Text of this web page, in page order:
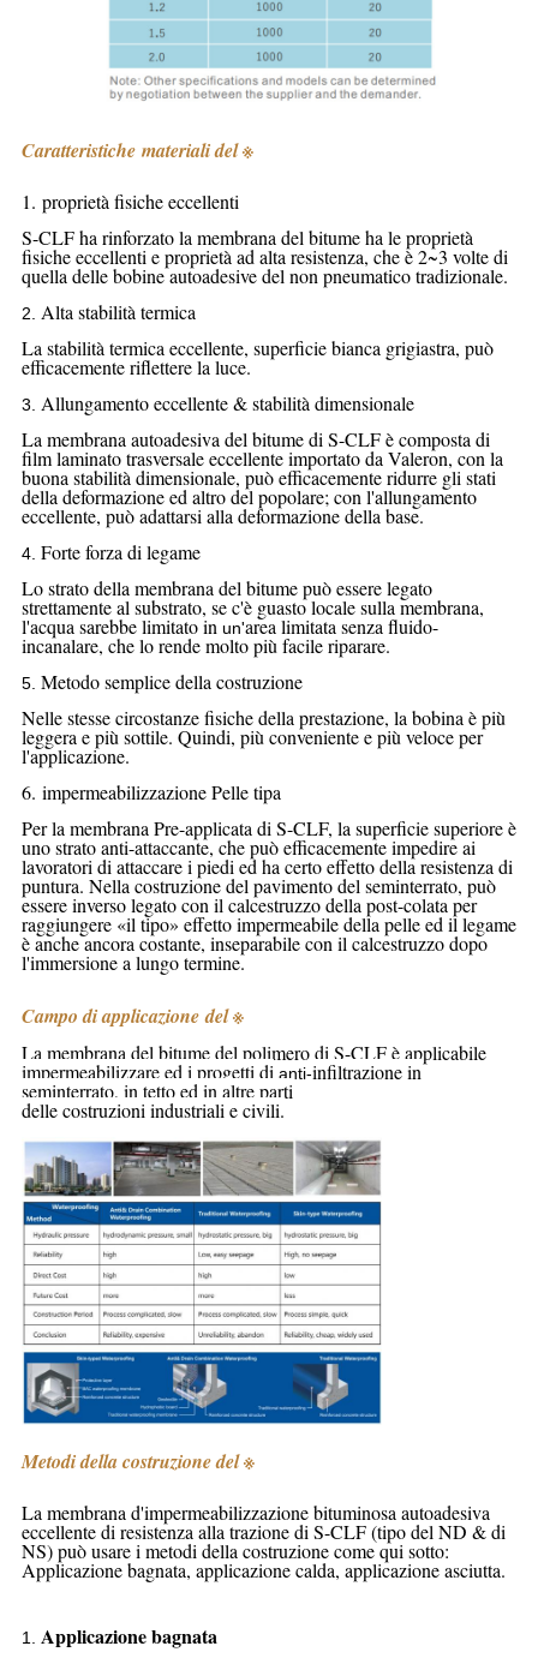
Caratteristiche materiali del ※
1. proprietà fisiche eccellenti
S-CLF ha rinforzato la membrana del bitumeha le proprietà
fisiche eccellenti e proprietà ad alta resistenza, che è 2~3 volte di
quella delle bobine autoadesive del non pneumatico tradizionale.
2. Alta stabilità termica
La stabilità termica eccellente, superficie bianca grigiastra, può
efficacemente riflettere la luce.
3. Allungamento eccellente & stabilità dimensionale
La membrana autoadesiva del bitume di S-CLF è composta di
film laminato trasversaleeccellenteimportato da Valeron, con la
buona stabilità dimensionale, può efficacemente ridurre gli stati
della deformazione ed altro del popolare; con l'allungamento
eccellente, può adattarsi alla deformazione della base.
4. Forte forza di legame
Lo strato della membrana del bitumepuòessere legato
strettamente al substrato, se c'è guasto locale sulla membrana,
l'acqua sarebbe limitato inun'area limitata senza fluido-
incanalare, che lo rende molto più facile riparare.
5. Metodo semplice della costruzione
Nelle stesse circostanze fisiche della prestazione, la bobina è più
leggera e più sottile. Quindi, più conveniente e più veloce per
l'applicazione.
6. impermeabilizzazione Pelle tipa
Per la membrana Pre-applicata di S-CLF, la superficie superiore è
uno strato anti-attaccante, che può efficacemente impedire ai
lavoratori di attaccare i piedi ed ha certo effetto della resistenza di
puntura. Nella costruzione del pavimento del seminterrato, può
essere inverso legato con il calcestruzzo della post-colata per
raggiungere «il tipo» effetto impermeabile della pelle ed il legame
è anche ancora costante, inseparabile con il calcestruzzo dopo
l'immersione a lungo termine.
Campo di applicazione del※
La membrana del bitume del polimerodi S-CLFè applicabile
impermeabilizzare ed i progetti di anti-infiltrazione in
seminterrato, in tetto ed in altre parti
delle costruzioni industriali e civili.
Metodi della costruzione del ※
La membrana d'impermeabilizzazione bituminosa autoadesiva
eccellente di resistenza alla trazione di S-CLF (tipo del ND & di
NS) può usare i metodi della costruzione come qui sotto:
Applicazione bagnata, applicazione calda, applicazione asciutta.
1. Applicazione bagnata